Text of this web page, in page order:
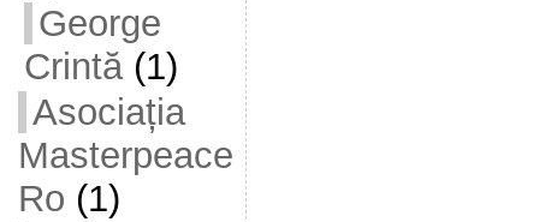
George
Crintă(1)
Asociația
Masterpeace
Ro (1)